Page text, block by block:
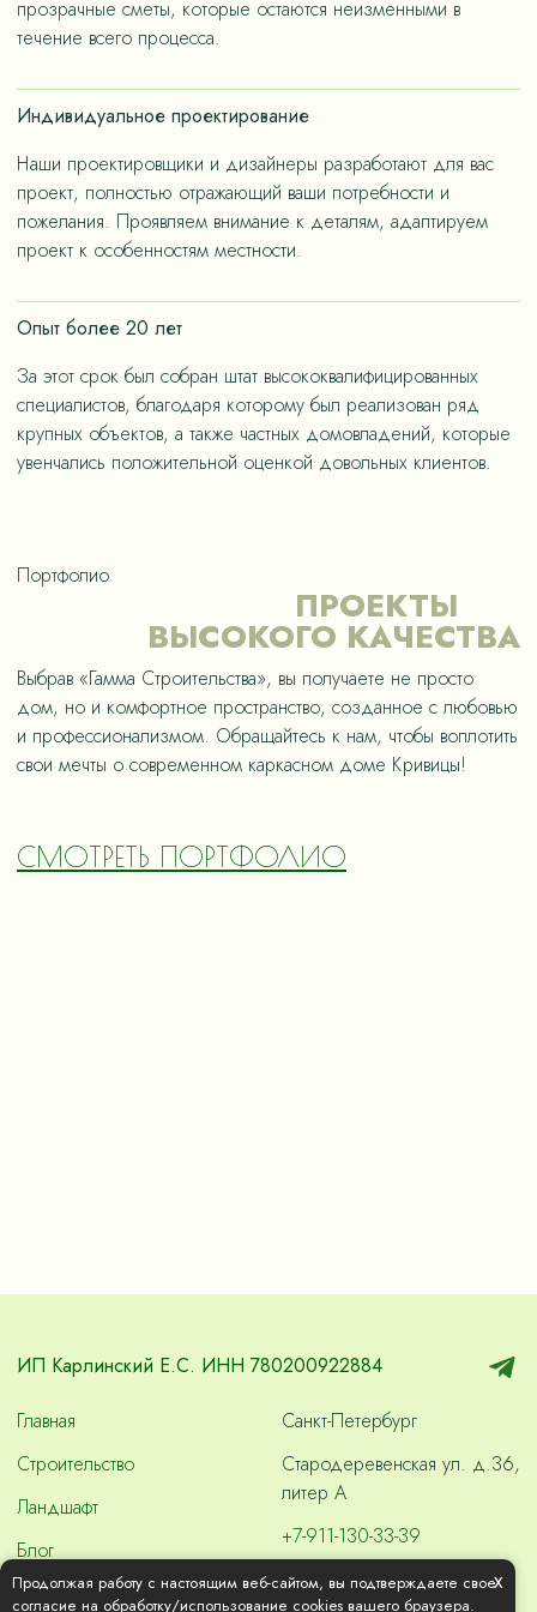
прозрачные сметы, которые остаются неизменными в
течение всего процесса.
Индивидуальное проектирование
Наши проектировщики и дизайнеры разработают для вас
проект, полностью отражающий ваши потребности и
пожелания. Проявляем внимание к деталям, адаптируем
проект к особенностям местности.
Опыт более 20 лет
За этот срок был собран штат высококвалифицированных
специалистов, благодаря которому был реализован ряд
крупных объектов, а также частных домовладений, которые
увенчались положительной оценкой довольных клиентов.
Портфолио
ПРОЕКТЫ
ВЫСОКОГО КАЧЕСТВА
Выбрав «Гамма Строительства», вы получаете не просто
дом, но и комфортное пространство, созданное с любовью
и профессионализмом. Обращайтесь к нам, чтобы воплотить
свои мечты о современном каркасном доме Кривицы!
СМОТРЕТЬ ПОРТФОЛИО
ИП Карлинский Е.С. ИНН 780200922884
Главная
Строительство
Ландшафт
Блог
Контакты
Санкт-Петербург
Стародеревенская ул. д.36,
литер А
+7-911-130-33-39
skvashdom2000@gmail.com
Продолжая работу с настоящим веб-сайтом, вы подтверждаете свое
согласие на обработку/использование cookies вашего браузера.
x